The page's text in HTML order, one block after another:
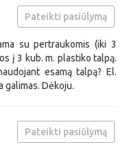
Pateikti pasiūlymą
su pertraukomis (iki 3
į 3 kub. m. plastiko talpą.
esamą talpą? El.
galimas. Dėkoju.
Pateikti pasiūlymą